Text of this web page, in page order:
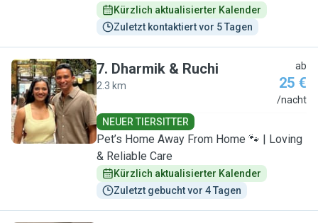
Kürzlich aktualisierter Kalender
Zuletzt kontaktiert vor 5 Tagen
D
7. Dharmik & Ruchi
2.3 km
ab
25 €
/nacht
NEUER TIERSITTER
Pet’s Home Away From Home 🐾 | Loving
& Reliable Care
Kürzlich aktualisierter Kalender
Zuletzt gebucht vor 4 Tagen